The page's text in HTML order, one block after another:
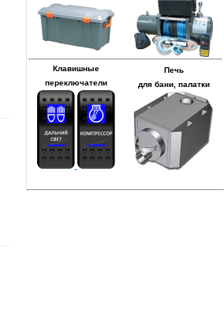
Клавишные
переключатели
Печь
для бани, палатки